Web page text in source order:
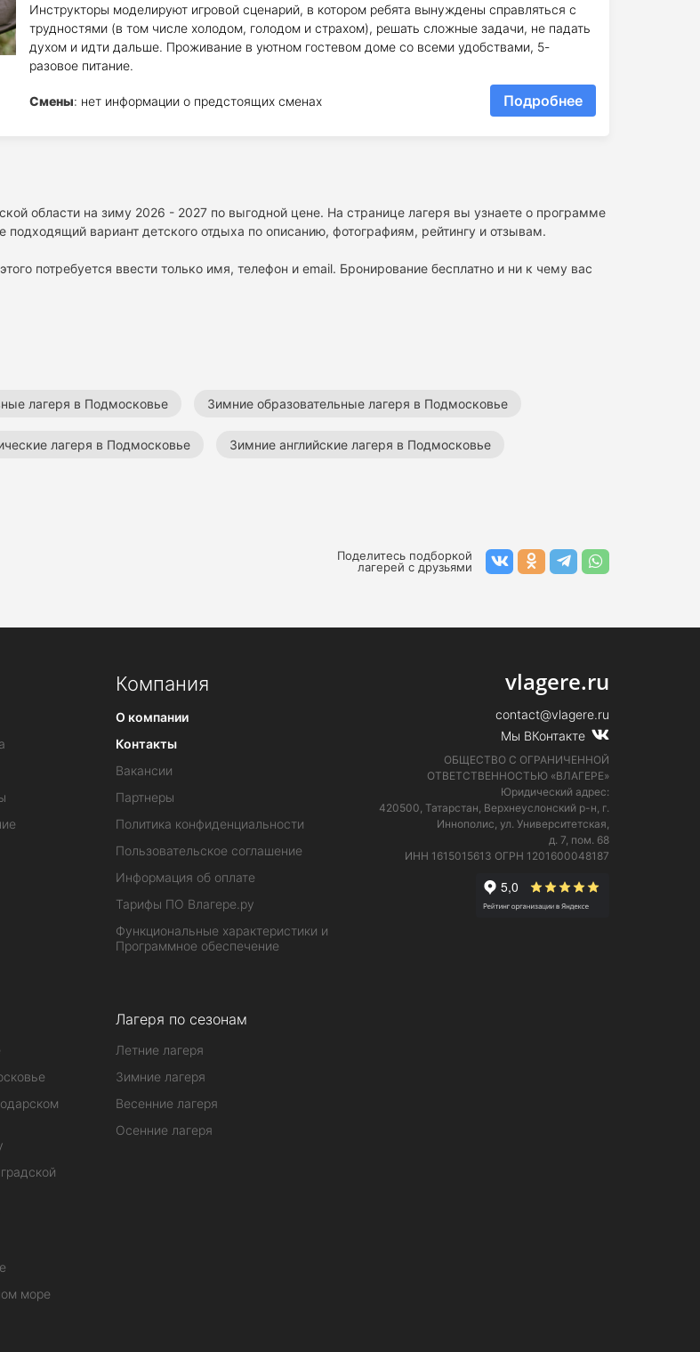
Инструкторы моделируют игровой сценарий, в котором ребята вынуждены справляться с
трудностями (в том числе холодом, голодом и страхом), решать сложные задачи, не падать
духом и идти дальше. Проживание в уютном гостевом доме со всеми удобствами, 5-
разовое питание.
Смены: нет информации о предстоящих сменах Подробнее
области на зиму 2026 - 2027 по выгодной цене. На странице лагеря вы узнаете о программе
вариант детского отдыха по описанию, фотографиям, рейтингу и отзывам.
потребуется ввести только имя, телефон и email. Бронирование бесплатно и ни к чему вас
лагеря в Подмосковье Зимние образовательные лагеря в Подмосковье
лагеря в Подмосковье Зимние английские лагеря в Подмосковье
Поделитесь подборкой
лагерей с друзьями
Компания
О компании
Контакты
Вакансии
Партнеры
Политика конфиденциальности
Пользовательское соглашение
Информация об оплате
Тарифы ПО Влагере.ру
Функциональные характеристики и
Программное обеспечение
море
Лагеря по сезонам
Летние лагеря
Зимние лагеря
Весенние лагеря
Осенние лагеря
vlagere.ru
contact@vlagere.ru
Мы ВКонтакте
ОБЩЕСТВО С ОГРАНИЧЕННОЙ
ОТВЕТСТВЕННОСТЬЮ «ВЛАГЕРЕ»
Юридический адрес:
420500, Татарстан, Верхнеуслонский р-н, г.
Иннополис, ул. Университетская,
д. 7, пом. 68
ИНН 1615015613 ОГРН 1201600048187